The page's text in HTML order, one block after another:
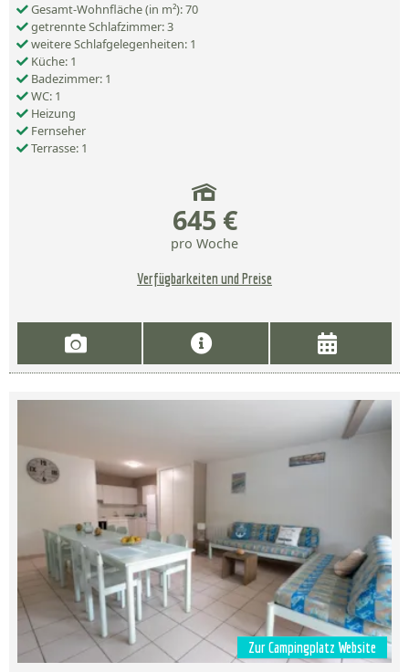
Gesamt-Wohnfläche (in m²): 70
getrennte Schlafzimmer: 3
weitere Schlafgelegenheiten: 1
Küche: 1
Badezimmer: 1
WC: 1
Heizung
Fernseher
Terrasse: 1
645 €
pro Woche
Verfügbarkeiten und Preise
Zur Campingplatz Website